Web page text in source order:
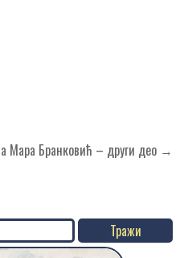
Мара Бранковић – други део →